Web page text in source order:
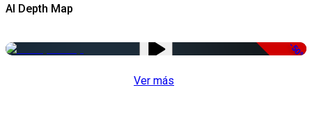
AI Depth Map
-50%
Ver más